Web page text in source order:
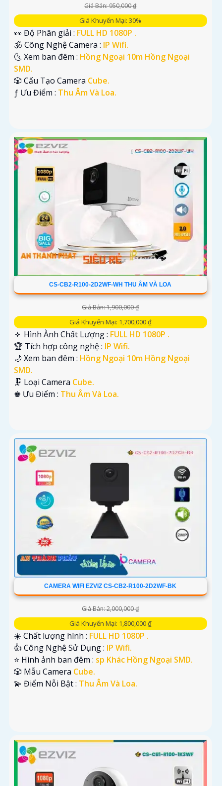
Giá Bán: 950,000 ₫
Giá Khuyến Mại: 30%
👀 Độ Phân giải : FULL HD 1080P .
🕉️ Công Nghệ Camera : IP Wifi.
🌜 Xem ban đêm : Hồng Ngoại 10m Hồng Ngoại
SMD.
🎲 Cấu Tạo Camera Cube.
️ƒ Ưu Điểm : Thu Âm Và Loa.
CS-CB2-R100-2D2WF-WH THU ÂM VÀ LOA
Giá Bán: 1,900,000 ₫
Giá Khuyến Mại: 1,700,000 ₫
🔅 Hình Ành Chất Lượng : FULL HD 1080P .
🏆 Tích hợp công nghệ : IP Wifi.
🌙 Xem ban đêm : Hồng Ngoại 10m Hồng Ngoại
SMD.
🗜️ Loại Camera Cube.
️♚ Ưu Điểm : Thu Âm Và Loa.
CAMERA WIFI EZVIZ CS-CB2-R100-2D2WF-BK
Giá Bán: 2,000,000 ₫
Giá Khuyến Mại: 1,800,000 ₫
☀️ Chất lượng hình : FULL HD 1080P .
👍 Công Nghệ Sử Dụng : IP Wifi.
⭐ Hình ảnh ban đêm : sp Khác Hồng Ngoại SMD.
🎲 Mẫu Camera Cube.
️💫 Điểm Nỗi Bật : Thu Âm Và Loa.